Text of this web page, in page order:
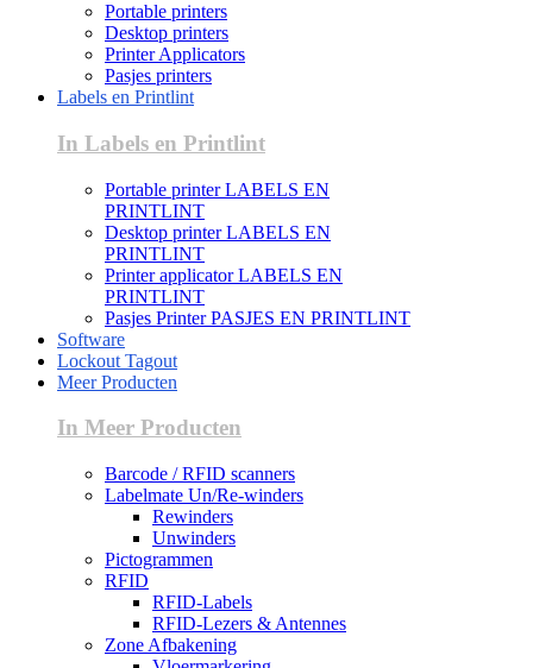
Portable printers
Desktop printers
Printer Applicators
Pasjes printers
Labels en Printlint
In Labels en Printlint
Portable printer LABELS EN
PRINTLINT
Desktop printer LABELS EN
PRINTLINT
Printer applicator LABELS EN
PRINTLINT
Pasjes Printer PASJES EN PRINTLINT
Software
Lockout Tagout
Meer Producten
In Meer Producten
Barcode / RFID scanners
Labelmate Un/Re-winders
Rewinders
Unwinders
Pictogrammen
RFID
RFID-Labels
RFID-Lezers & Antennes
Zone Afbakening